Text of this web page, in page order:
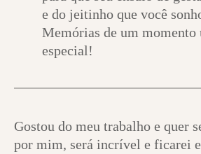
e do jeitinho que você
Memórias de um momento
especial!
Gostou do meu trabalho e quer
por mim, será incrível e ficarei